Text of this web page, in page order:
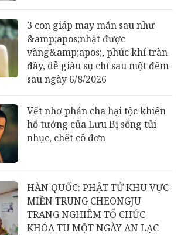
3 con giáp may mắn sau như
&amp;apos;nhặt được
vàng&amp;apos;, phúc khí tràn
đầy, dễ giàu sụ chỉ sau một đêm
sau ngày 6/8/2026
Vết nhơ phản cha hại tộc khiến
hổ tướng của Lưu Bị sống tủi
nhục, chết cô đơn
HÀN QUỐC: PHẬT TỬ KHU VỰC
MIỀN TRUNG CHEONGJU
TRANG NGHIÊM TỔ CHỨC
KHÓA TU MỘT NGÀY AN LẠC